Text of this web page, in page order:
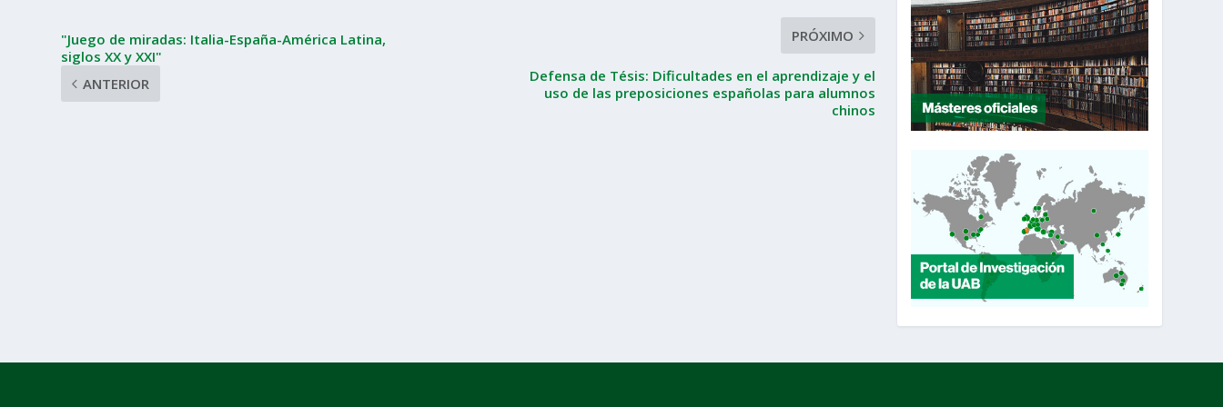
"Juego de miradas: Italia-España-América Latina,
siglos XX y XXI"
ANTERIOR
PRÓXIMO
Defensa de Tésis: Dificultades en el aprendizaje y el
uso de las preposiciones españolas para alumnos
chinos